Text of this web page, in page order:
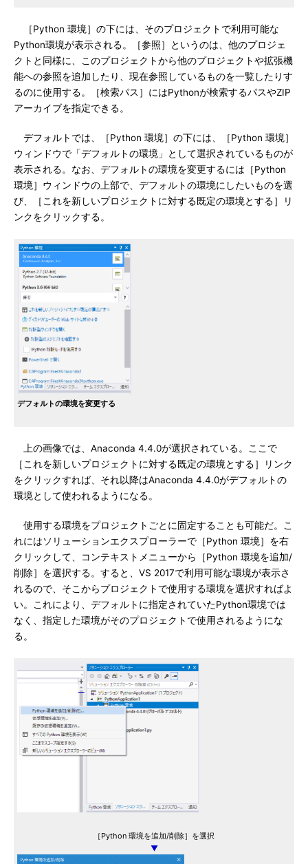
［Python 環境］の下には、そのプロジェクトで利用可能な
Python環境が表示される。［参照］というのは、他のプロジェ
クトと同様に、このプロジェクトから他のプロジェクトや拡張機
能への参照を追加したり、現在参照しているものを一覧したりす
るのに使用する。［検索パス］にはPythonが検索するパスやZIP
アーカイブを指定できる。
デフォルトでは、［Python 環境］の下には、［Python 環境］
ウィンドウで「デフォルトの環境」として選択されているものが
表示される。なお、デフォルトの環境を変更するには［Python
環境］ウィンドウの上部で、デフォルトの環境にしたいものを選
び、［これを新しいプロジェクトに対する既定の環境とする］リ
ンクをクリックする。
デフォルトの環境を変更する
上の画像では、Anaconda 4.4.0が選択されている。ここで
［これを新しいプロジェクトに対する既定の環境とする］リンク
をクリックすれば、それ以降はAnaconda 4.4.0がデフォルトの
環境として使われるようになる。
使用する環境をプロジェクトごとに固定することも可能だ。こ
れにはソリューションエクスプローラーで［Python 環境］を右
クリックして、コンテキストメニューから［Python 環境を追加/
削除］を選択する。すると、VS 2017で利用可能な環境が表示さ
れるので、そこからプロジェクトで使用する環境を選択すればよ
い。これにより、デフォルトに指定されていたPython環境では
なく、指定した環境がそのプロジェクトで使用されるようにな
る。
［Python 環境を追加/削除］を選択
▼